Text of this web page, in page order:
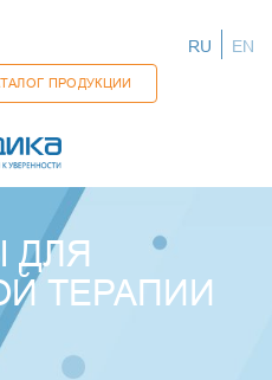
ПРОДУКЦИИ
RU EN
ДЛЯ
ТЕРАПИИ